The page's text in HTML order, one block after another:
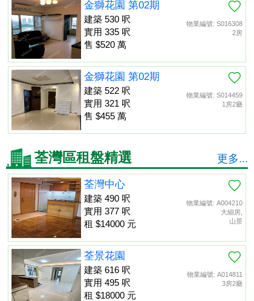
物業編號: S016308
2房
金獅花園 第02期
建築 530 呎
實用 335 呎
售 $520 萬
物業編號: S014459
1房2廳
金獅花園 第02期
建築 522 呎
實用 321 呎
售 $455 萬
荃灣區租盤精選 更多...
物業編號: A004210
大細房,
山景
荃灣中心
建築 490 呎
實用 377 呎
租 $14000 元
物業編號: A014811
3房2廳
荃景花園
建築 616 呎
實用 495 呎
租 $18000 元